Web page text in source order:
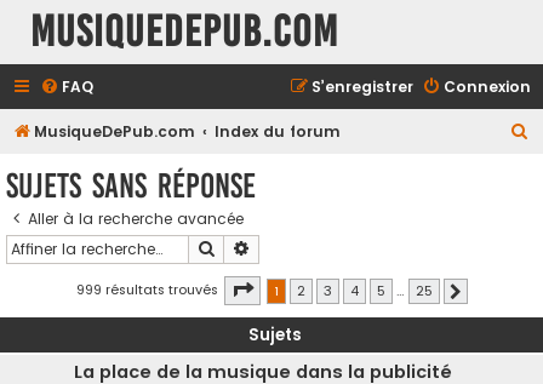
MusiqueDePub.com
FAQ Connexion
S’enregistrer
MusiqueDePub.com Index du forum
c
h
Sujets sans réponse
Aller à la recherche avancée
Rechercher
999 résultats trouvés Page 1sur25
1 2 3 4 5 … 25
Sujets
La place de la musique dans la publicité